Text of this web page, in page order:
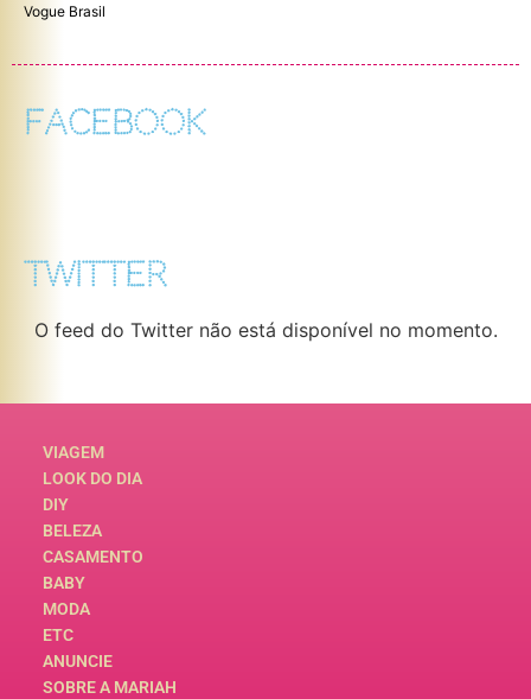
Vogue Brasil
FACEBOOK
TWITTER
O feed do Twitter não está disponível no momento.
VIAGEM
LOOK DO DIA
DIY
BELEZA
CASAMENTO
BABY
MODA
ETC
ANUNCIE
SOBRE A MARIAH